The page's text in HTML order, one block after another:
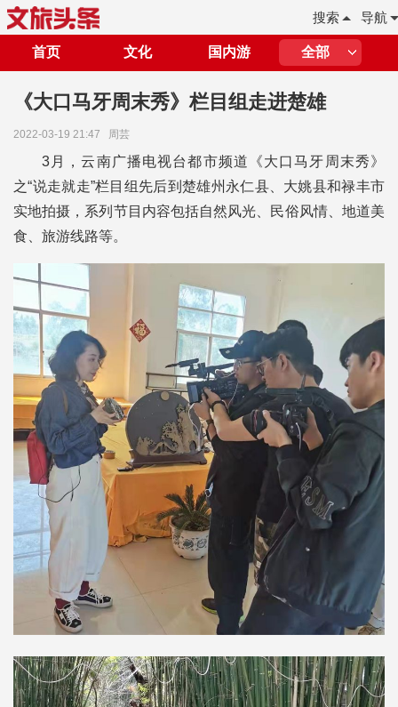
导航
搜索
首页 文化 国内游 全部
《大口马牙周末秀》栏目组走进楚雄
2022-03-19 21:47 周芸
3月，云南广播电视台都市频道《大口马牙周末秀》
之“说走就走”栏目组先后到楚雄州永仁县、大姚县和禄丰市
实地拍摄，系列节目内容包括自然风光、民俗风情、地道美
食、旅游线路等。